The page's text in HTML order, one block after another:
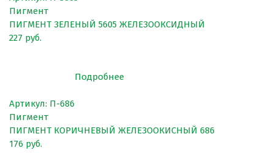
Пигменты порошковые
Наборы для самостоятельной укладки
Цветная окрашенная крошка Eco Color Mill
Цветная окрашенная крошка EPDM
Пигмент
ПИГМЕНТ ЗЕЛЕНЫЙ 5605 ЖЕЛЕЗООКСИДНЫЙ
227 руб.
Подробнее
Артикул: П-686
Пигмент
ПИГМЕНТ КОРИЧНЕВЫЙ ЖЕЛЕЗООКИСНЫЙ 686
176 руб.